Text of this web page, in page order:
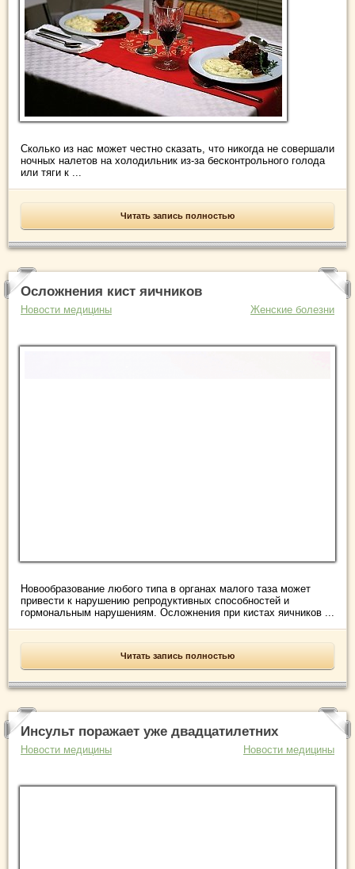
Сколько из нас может честно сказать, что никогда не совершали
ночных налетов на холодильник из-за бесконтрольного голода
или тяги к ...
Читать запись полностью
Осложнения кист яичников
Новости медицины Женские болезни
Новообразование любого типа в органах малого таза может
привести к нарушению репродуктивных способностей и
гормональным нарушениям. Осложнения при кистах яичников ...
Читать запись полностью
Инсульт поражает уже двадцатилетних
Новости медицины Новости медицины